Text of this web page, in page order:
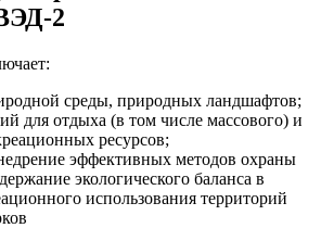
2
среды, природных ландшафтов;
для отдыха (в том числе массового) и
ресурсов;
эффективных методов охраны
экологического баланса в
использования территорий